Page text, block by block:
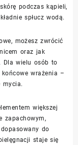
podczas kąpieli,
spłucz wodą.
możesz zwrócić
oraz jak
Dla wielu osób to
wrażenia –
mycia.
większej
zapachowym,
do
staje się